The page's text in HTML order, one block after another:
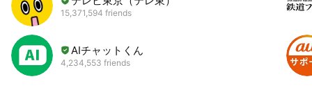
15,371,594 friends
AIチャットくん
4,234,553 friends